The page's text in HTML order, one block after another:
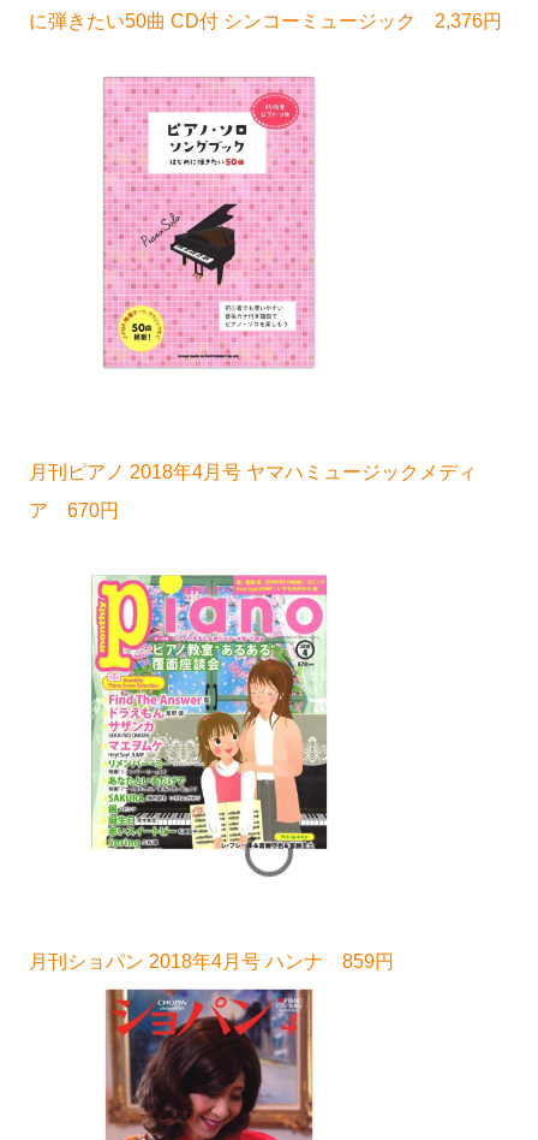
に弾きたい50曲 CD付 シンコーミュージック 2,376円
月刊ピアノ 2018年4月号 ヤマハミュージックメディ
ア 670円
月刊ショパン 2018年4月号 ハンナ 859円